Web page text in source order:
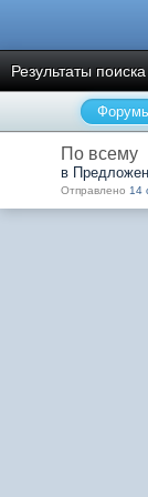
Результаты поиска
По всему
в
Отправлено 14